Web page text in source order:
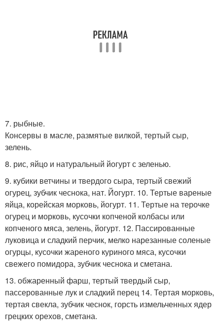
7. рыбные.
Консервы в масле, размятые вилкой, тертый сыр,
зелень.
8. рис, яйцо и натуральный йогурт с зеленью.
9. кубики ветчины и твердого сыра, тертый свежий
огурец, зубчик чеснока, нат. Йогурт. 10. Тертые вареные
яйца, корейская морковь, йогурт. 11. Тертые на терочке
огурец и морковь, кусочки копченой колбасы или
копченого мяса, зелень, йогурт. 12. Пассированные
луковица и сладкий перчик, мелко нарезанные соленые
огурцы, кусочки жареного куриного мяса, кусочки
свежего помидора, зубчик чеснока и сметана.
13. обжаренный фарш, тертый твердый сыр,
пассерованные лук и сладкий перец 14. Тертая морковь,
тертая свекла, зубчик чеснок, горсть измельченных ядер
грецких орехов, сметана.